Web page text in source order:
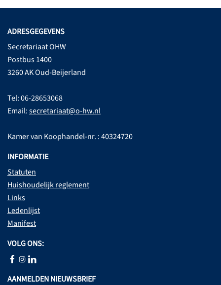
ADRESGEGEVENS
Secretariaat OHW
Postbus 1400
3260 AK Oud-Beijerland
Tel: 06-28653068
Email:secretariaat@o-hw.nl
Kamer van Koophandel-nr. : 40324720
INFORMATIE
Statuten
Huishoudelijk reglement
Links
Ledenlijst
Manifest
VOLG ONS:
AANMELDEN NIEUWSBRIEF